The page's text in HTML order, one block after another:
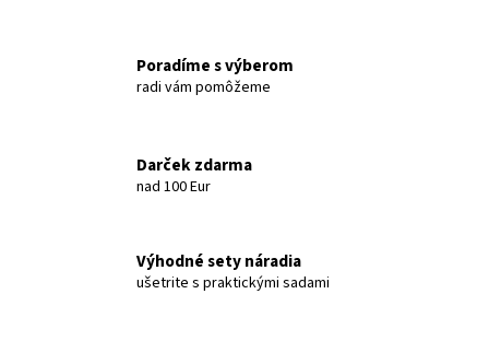
Poradíme s výberom
radi vám pomôžeme
Darček zdarma
nad 100 Eur
Výhodné sety náradia
ušetrite s praktickými sadami